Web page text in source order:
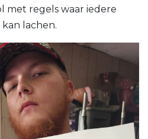
met regels waar iedere
lachen.